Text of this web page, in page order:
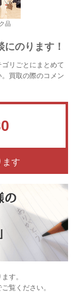
品
のります！
リごとにまとめて
買取の際のコメン
ます
す。
覧ください。